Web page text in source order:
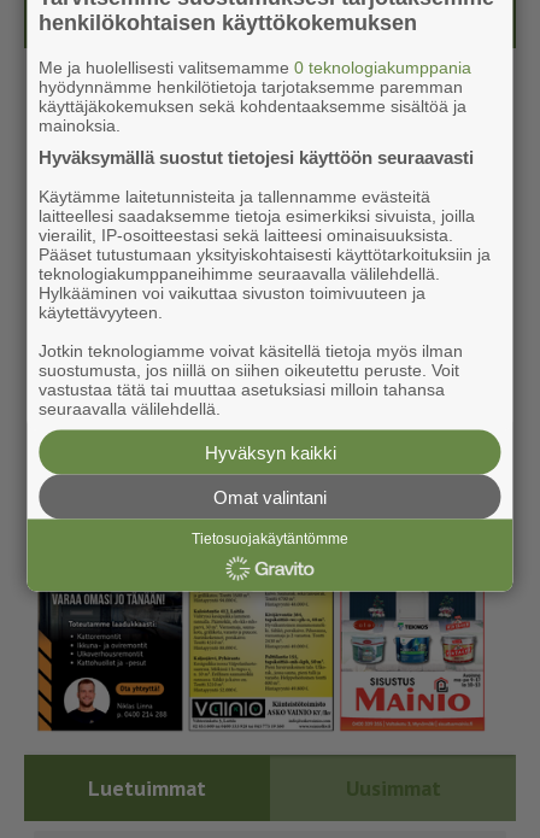
Kesälehti (ilmainen)
Luetuimmat Uusimmat
henkilökohtaisen käyttökokemuksen
Me ja huolellisesti valitsemamme0 teknologiakumppania
hyödynnämme henkilötietoja tarjotaksemme paremman
käyttäjäkokemuksen sekä kohdentaaksemme sisältöä ja
mainoksia.
Hyväksymällä suostut tietojesi käyttöön seuraavasti
Käytämme laitetunnisteita ja tallennamme evästeitä
laitteellesi saadaksemme tietoja esimerkiksi sivuista, joilla
vierailit, IP-osoitteestasi sekä laitteesi ominaisuuksista.
Pääset tutustumaan yksityiskohtaisesti käyttötarkoituksiin ja
teknologiakumppaneihimme seuraavalla välilehdellä.
Hylkääminen voi vaikuttaa sivuston toimivuuteen ja
käytettävyyteen.
Jotkin teknologiamme voivat käsitellä tietoja myös ilman
suostumusta, jos niillä on siihen oikeutettu peruste. Voit
vastustaa tätä tai muuttaa asetuksiasi milloin tahansa
seuraavalla välilehdellä.
Hyväksyn kaikki
Omat valintani
Tietosuojakäytäntömme